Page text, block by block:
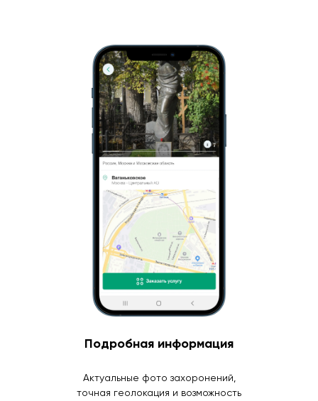
Подробная информация
Актуальные фото захоронений,
точная геолокация и возможность